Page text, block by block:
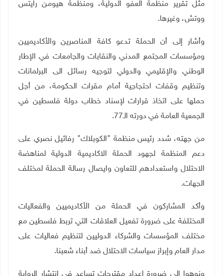
مثل تقرير منظمة العفو الدولية، ومنظمة هيومن رايتس
ووتش، وغيرها.
وأشار إلى أن الحملة تدعو كافة المناصرين والأكاديميين
ومؤسسات المجتمع المدني والنقابات والجامعات في الإطار
الوطني والإقليمي والدولي لتوجيه رسائل الى البرلمانات
وتنظيم وقفات احتجاجية أمام مقرات الحكومة، من أجل
حملها على اتخاذ قرارات لإسناد خطاب دولة فلسطين في
الجمعية العامة في دورته الـ77.
من جهته، شدد رئيس منظمة "الكوبلاك" رفائيل نصري على
دعم المنظمة لجهود الحملة الاكاديمية الدولية لمناهضة
الاحتلال واستعدادهم للتعاون وايصال رسالة الحملة لمختلف
الجهات.
وأكد المشاركون في الحملة من الأكاديميين والفعاليات
المختلفة على ضرورة تفعيل العلاقات التي تربط فلسطين مع
مختلف المؤسسات والشركاء الدوليين لتنظيم فعاليات على
مدار العام وإبراز سياسات الاحتلال ضد أبناء شعبنا.
ونوهوا الى ضرورة اعداد مقترحات تساعد في انتشار الرواية